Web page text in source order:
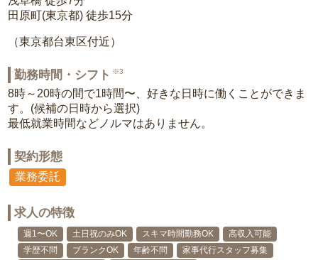
田原町(東京都) 徒歩15分
（東京都台東区付近）
勤務時間・シフト ※3
8時～20時の間で1時間〜、好きな日時に働くことができま
す。(候補の日時から選択)
最低就業時間などノルマはありません。
契約形態
業務委託
求人の特徴
週1〜OK 土日祝のみOK スキマ時間勤務OK
高収入可能
学歴不問
ブランクOK 年齢不問
家事代行スタッフ募集